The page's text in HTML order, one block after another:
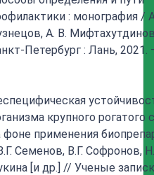
: монография /
А. В.
Петербург : Лань, 2021.
крупного рогатого
фоне применения
Семенов, В.Г. Софронов,
[и др.] // Ученые